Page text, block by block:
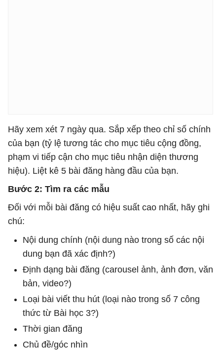
Hãy xem xét 7 ngày qua. Sắp xếp theo chỉ số chính
của bạn (tỷ lệ tương tác cho mục tiêu cộng đồng,
phạm vi tiếp cận cho mục tiêu nhận diện thương
hiệu). Liệt kê 5 bài đăng hàng đầu của bạn.
Bước 2: Tìm ra các mẫu
Đối với mỗi bài đăng có hiệu suất cao nhất, hãy ghi
chú:
Nội dung chính (nội dung nào trong số các nội
dung bạn đã xác định?)
Định dạng bài đăng (carousel ảnh, ảnh đơn, văn
bản, video?)
Loại bài viết thu hút (loại nào trong số 7 công
thức từ Bài học 3?)
Thời gian đăng
Chủ đề/góc nhìn